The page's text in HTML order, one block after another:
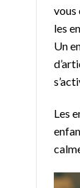
vous
les
Un
Les